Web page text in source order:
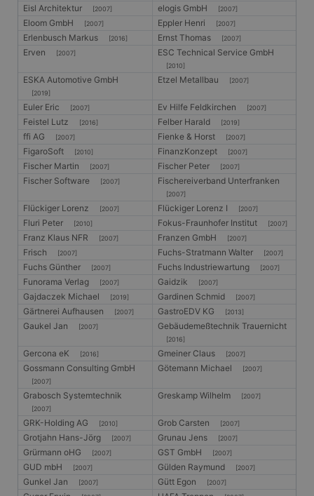
Eisl Architektur [2007] elogis GmbH [2007]
Eloom GmbH [2007] Eppler Henri [2007]
Erlenbusch Markus [2016] Ernst Thomas [2007]
Erven [2007] ESC Technical Service GmbH
[2010]
ESKA Automotive GmbH
[2019]
Etzel Metallbau [2007]
Euler Eric [2007] Ev Hilfe Feldkirchen [2007]
Feistel Lutz [2016] Felber Harald [2019]
ffi AG [2007] Fienke & Horst [2007]
FigaroSoft [2010] FinanzKonzept [2007]
Fischer Martin [2007] Fischer Peter [2007]
Fischer Software [2007] Fischereiverband Unterfranken
[2007]
Flückiger Lorenz [2007] Flückiger Lorenz I [2007]
Fluri Peter [2010] Fokus-Fraunhofer Institut [2007]
Franz Klaus NFR [2007] Franzen GmbH [2007]
Frisch [2007] Fuchs-Stratmann Walter [2007]
Fuchs Günther [2007] Fuchs Industriewartung [2007]
Funorama Verlag [2007] Gaidzik [2007]
Gajdaczek Michael [2019] Gardinen Schmid [2007]
Gärtnerei Aufhausen [2007] GastroEDV KG [2013]
Gaukel Jan [2007] Gebäudemeßtechnik Trauernicht
[2016]
Gercona eK [2016] Gmeiner Claus [2007]
Gossmann Consulting GmbH
[2007]
Götemann Michael [2007]
Grabosch Systemtechnik
[2007]
Greskamp Wilhelm [2007]
GRK-Holding AG [2010] Grob Carsten [2007]
Grotjahn Hans-Jörg [2007] Grunau Jens [2007]
Grürmann oHG [2007] GST GmbH [2007]
GUD mbH [2007] Gülden Raymund [2007]
Gunkel Jan [2007] Gütt Egon [2007]